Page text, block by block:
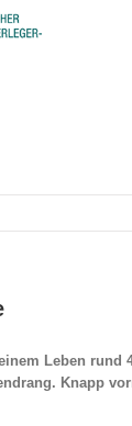
Leben rund
Knapp